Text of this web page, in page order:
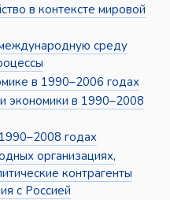
в контексте мировой
среду
в 1990–2006 годах
экономики в 1990–2008
годах
организациях,
контрагенты
с Россией